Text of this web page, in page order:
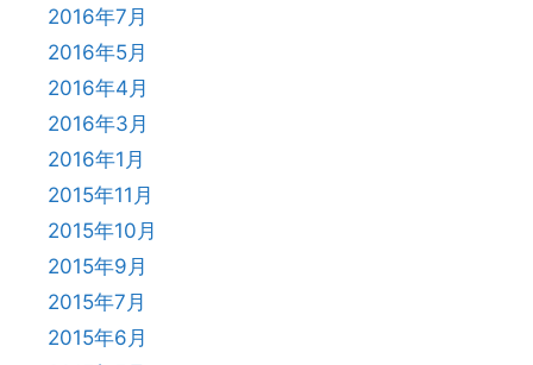
2016年7月
2016年5月
2016年4月
2016年3月
2016年1月
2015年11月
2015年10月
2015年9月
2015年7月
2015年6月